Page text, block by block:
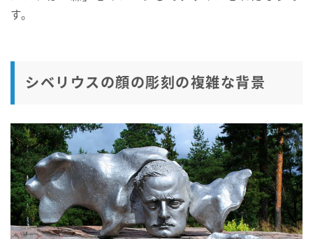
す。
シベリウスの顔の彫刻の複雑な背景